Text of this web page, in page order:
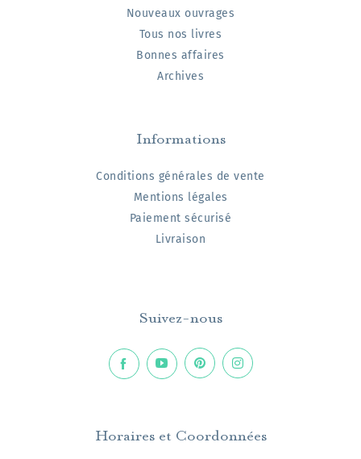
Nouveaux ouvrages
Tous nos livres
Bonnes affaires
Archives
Informations
Conditions générales de vente
Mentions légales
Paiement sécurisé
Livraison
Suivez-nous
Horaires et Coordonnées